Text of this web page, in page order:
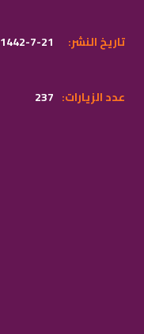
1442-7-21 :تاريخ النشر
237 :عدد الزيارات